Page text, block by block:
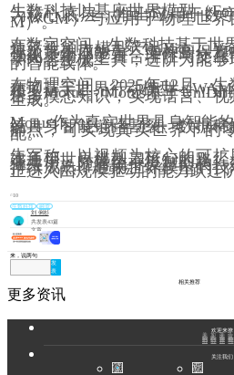
生数科技以基座世界模型（
为核⼼底层，推出应⽤于数
（WGM）与应⽤于物理世
M）。
在数字空间，生数科技基于世
造了视频大模型产品Vidu。
视频等生成能力，支持高保
强化了物理逻辑合理性与交
字内容生成工具，进阶为能
的智能载体。
在物理空间，2025年12月，
布了基于世界行动模型（
模型Motus。Motus基于
合多模态知识，实现语⾔、
⽣成。
Motus作为真实世界具身智能
统具身智能链路割裂、数据
痛点，可实现真实世界下的
配。
朱军称，以视频为核心的可
建通用世界模型最可行的路
业共识。随着统一模型架构
持续成熟，通用世界模型的
正进入由规模驱动的能力跃迁
10
生数科技
融资
刘 俐杉
共发表43篇
文章
来，说两句
发
表
相关推荐
更多资讯
欢迎来撩
关于我们 加入我们 商务合作 会议咨询
关注我们